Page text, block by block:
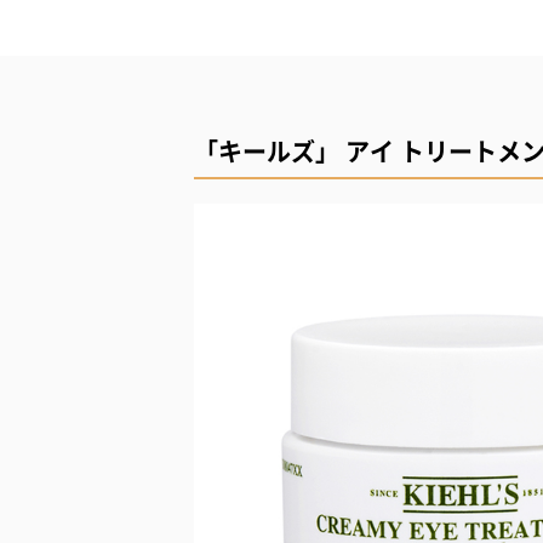
「キールズ」 アイ トリートメ